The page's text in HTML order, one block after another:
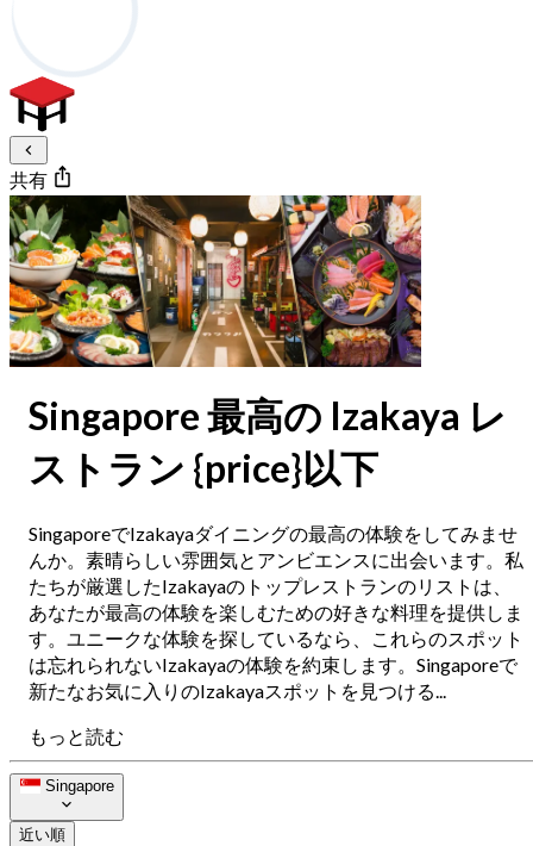
共有
Singapore 最高の Izakaya レ
ストラン {price}以下
SingaporeでIzakayaダイニングの最高の体験をしてみませ
んか。素晴らしい雰囲気とアンビエンスに出会います。私
たちが厳選したIzakayaのトップレストランのリストは、
あなたが最高の体験を楽しむための好きな料理を提供しま
す。ユニークな体験を探しているなら、これらのスポット
は忘れられないIzakayaの体験を約束します。Singaporeで
新たなお気に入りのIzakayaスポットを見つける...
もっと読む
Singapore
近い順